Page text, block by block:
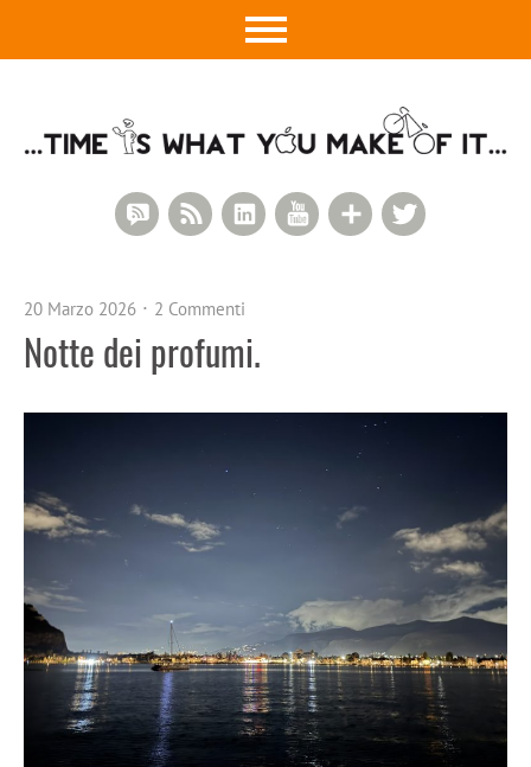
Google+
YouTube
LinkedIn
RSS Feed
RSS Comments
20 Marzo 2026 2 Commenti
Notte dei profumi.